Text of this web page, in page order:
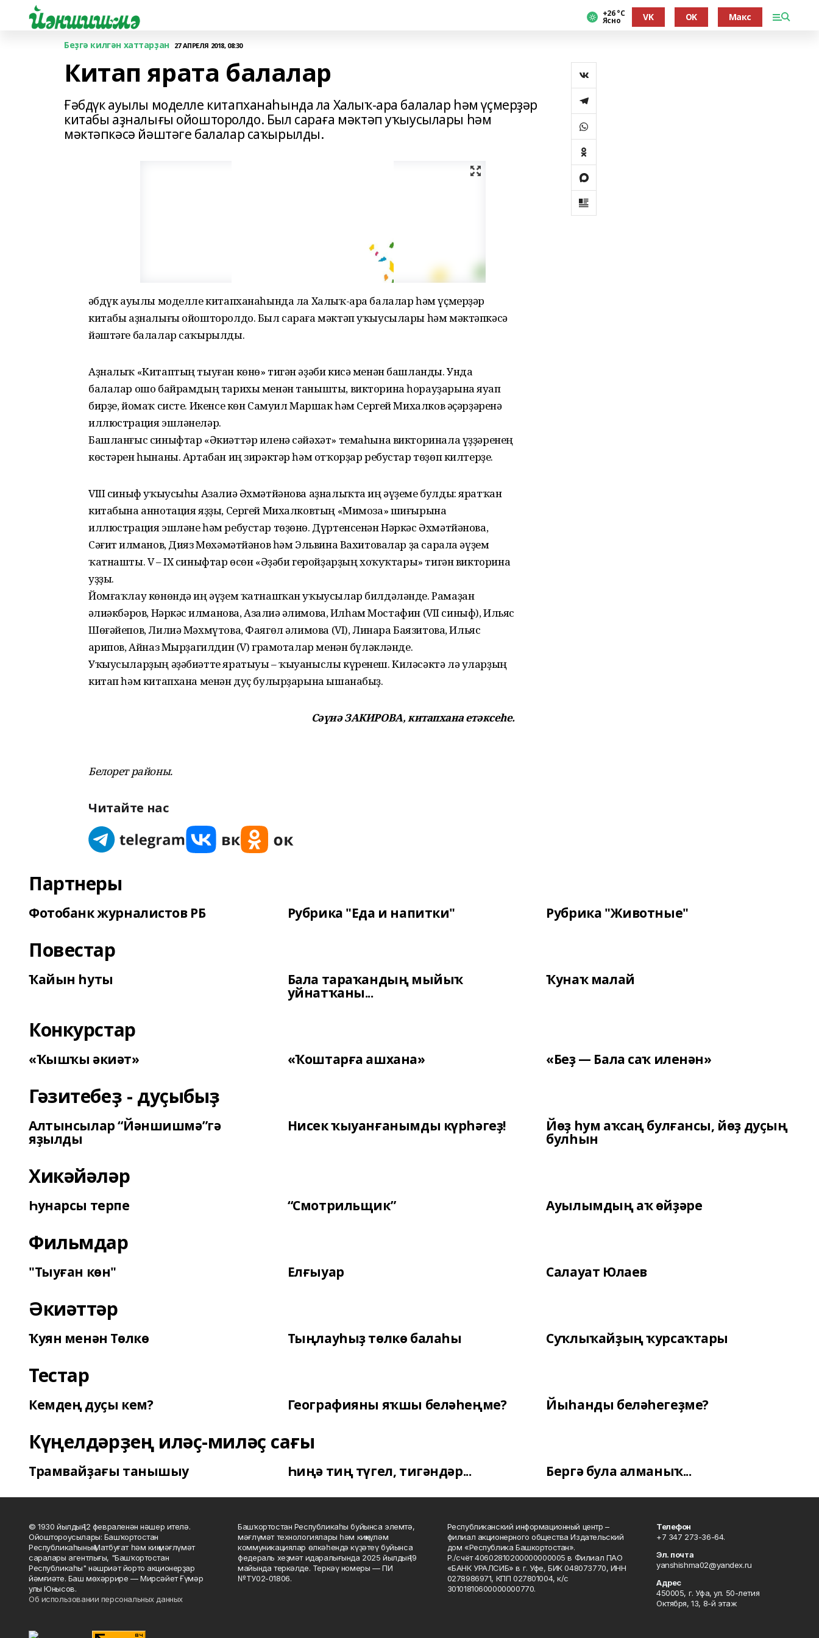
+26 °С
Ясно VK OK Макс
Беҙгә килгән хаттарҙан 27 АПРЕЛЯ 2018, 08:30
Китап ярата балалар
Ғәбдүк ауылы моделле китапханаһында ла Халыҡ-ара балалар һәм үҫмерҙәр
китабы аҙналығы ойошторолдо. Был сараға мәктәп уҡыусылары һәм
мәктәпкәсә йәштәге балалар саҡырылды.
Ғәбдүк ауылы моделле китапханаһында ла Халыҡ-ара балалар һәм үҫмерҙәр
китабы аҙналығы ойошторолдо. Был сараға мәктәп уҡыусылары һәм мәктәпкәсә
йәштәге балалар саҡырылды.
Аҙналыҡ «Китаптың тыуған көнө» тигән әҙәби кисә менән башланды. Унда
балалар ошо байрамдың тарихы менән танышты, викторина һорауҙарына яуап
бирҙе, йомаҡ систе. Икенсе көн Самуил Маршак һәм Сергей Михалков әҫәр­ҙәренә
иллюстрация эшләнеләр.
Башланғыс синыфтар «Әкиәттәр иленә сәйәхәт» темаһына викторинала үҙҙәренең
көстәрен һынаны. Артабан иң зирәктәр һәм отҡорҙар ребустар төҙөп килтерҙе.
VIII синыф уҡыусыһы Азалиә Әхмәтйәнова аҙналыҡта иң әүҙеме булды: яратҡан
китабына аннотация яҙҙы, Сергей Михалковтың «Мимо­за» шиғырына
иллюстрация эшләне һәм ребус­тар төҙөнө. Дүртенсенән Нәркәс Әхмәтйәнова,
Сәғит Ғилманов, Дияз Мөхәмәтйәнов һәм Эльвина Вахитовалар ҙа сарала әүҙем
ҡатнашты. V – IX синыфтар өсөн «Әҙәби геройҙарҙың хоҡуҡтары» тигән викторина
уҙҙы.
Йомғаҡлау көнөндә иң әүҙем ҡатнашҡан уҡыу­сылар билдәләнде. Рамаҙан
Ғәлиәкбәров, Нәркәс Ғилманова, Азалиә Ғәлимова, Илһам Мостафин (VII синыф), Ильяс
Шөғәйепов, Лилиә Мәхмүтова, Фаягөл Ғәлимова (VI), Линара Баязитова, Ильяс
Ғарипов, Айназ Мырҙагилдин (V) грамоталар менән бүләкләнде.
Уҡыусыларҙың әҙәбиәтте яратыуы – ҡыуаныслы күренеш. Киләсәктә лә уларҙың
китап һәм китапхана менән дуҫ булырҙарына ышанабыҙ.
Сәүиә ЗАКИРОВА, китапхана етәксеһе.
Белорет районы.
Читайте нас
Партнеры
Фотобанк журналистов РБ Рубрика "Еда и напитки" Рубрика "Животные"
Повестар
Ҡайын һуты Бала тараҡандың мыйыҡ
уйнатҡаны...
Ҡунаҡ малай
Конкурстар
«Ҡышҡы әкиәт» «Ҡоштарға ашхана» «Беҙ — Бала саҡ иленән»
Гәзитебеҙ - дуҫыбыҙ
Алтынсылар “Йәншишмә”гә
яҙылды
Нисек ҡыуанғанымды күрһәгеҙ! Йөҙ һум аҡсаң булғансы, йөҙ дуҫың
булһын
Хикәйәләр
Һунарсы терпе “Смотрильщик” Ауылымдың аҡ өйҙәре
Фильмдар
"Тыуған көн" Елғыуар Салауат Юлаев
Әкиәттәр
Ҡуян менән Төлкө Тыңлауһыҙ төлкө балаһы Суҡлыҡайҙың ҡурсаҡтары
Тестар
Кемдең дуҫы кем? Географияны яҡшы беләһеңме? Йыһанды беләһегеҙме?
Күңелдәрҙең иләҫ-миләҫ сағы
Трамвайҙағы танышыу Һиңә тиң түгел, тигәндәр... Бергә була алманыҡ...
© 1930 йылдың 12 февраленән нәшер ителә.
Ойоштороусылары: Башҡортостан
Республикаһының Матбуғат һәм киң мәғлүмәт
саралары агентлығы, "Башҡортостан
Республикаһы" нәшриәт йорто акционерҙар
йәмғиәте. Баш мөхәррире — Мирсәйет Ғүмәр
улы Юнысов.
Об использовании персональных данных
Башҡортостан Республикаһы буйынса элемтә,
мәғлүмәт технологиялары һәм киңкүләм
коммуникациялар өлкәһендә күҙәтеү буйынса
федераль хеҙмәт идаралығында 2025 йылдың 19
майында теркәлде. Теркәү номеры — ПИ
№ТУ02-01806.
Республиканский информационный центр –
филиал акционерного общества Издательский
дом «Республика Башкортостан».
Р./счёт 40602810200000000005 в Филиал ПАО
«БАНК УРАЛСИБ» в г. Уфе, БИК 048073770, ИНН
0278986971, КПП 027801004, к/с
30101810600000000770.
Телефон
+7 347 273-36-64.
Эл. почта
yanshishma02@yandex.ru
Адрес
450005, г. Уфа, ул. 50-летия
Октября, 13, 8-й этаж